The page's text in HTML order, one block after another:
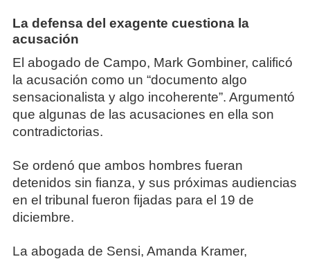
La defensa del exagente cuestiona la
acusación
El abogado de Campo, Mark Gombiner, calificó
la acusación como un “documento algo
sensacionalista y algo incoherente”. Argumentó
que algunas de las acusaciones en ella son
contradictorias.
Se ordenó que ambos hombres fueran
detenidos sin fianza, y sus próximas audiencias
en el tribunal fueron fijadas para el 19 de
diciembre.
La abogada de Sensi, Amanda Kramer,